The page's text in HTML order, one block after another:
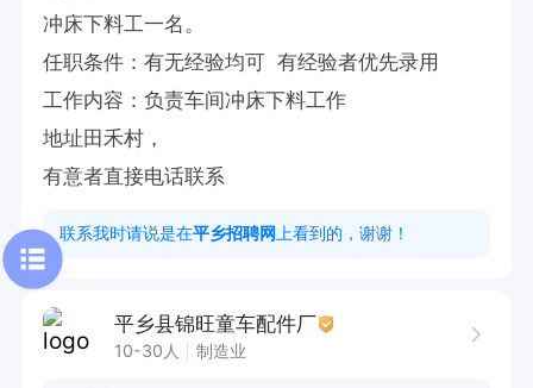
冲床下料工一名。
任职条件：有无经验均可  有经验者优先录用
工作内容：负责车间冲床下料工作
地址田禾村，
有意者直接电话联系
联系我时请说是在平乡招聘网 上看到的，谢谢！
平乡县锦旺童车配件厂
10-30人 制造业